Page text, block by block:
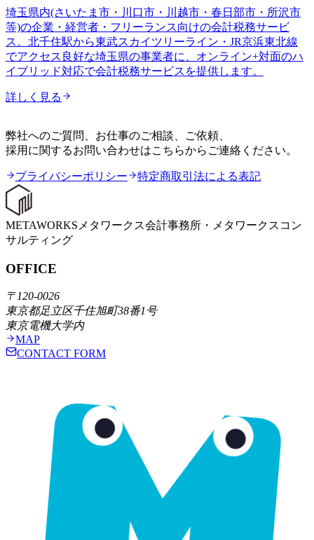
埼玉県内(さいたま市・川口市・川越市・春日部市・所沢市
等)の企業・経営者・フリーランス向けの会計税務サービ
ス。北千住駅から東武スカイツリーライン・JR京浜東北線
でアクセス良好な埼玉県の事業者に、オンライン+対面のハ
イブリッド対応で会計税務サービスを提供します。
詳しく見る
弊社へのご質問、お仕事のご相談、ご依頼、
採用に関するお問い合わせはこちらからご連絡ください。
プライバシーポリシー 特定商取引法による表記
METAWORKS メタワークス会計事務所・メタワークスコン
サルティング
OFFICE
〒120-0026
東京都足立区千住旭町38番1号
東京電機大学内
MAP
CONTACT FORM